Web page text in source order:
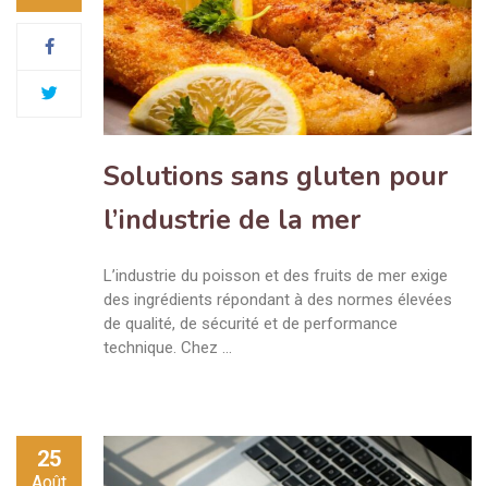
Solutions sans gluten pour
l’industrie de la mer
L’industrie du poisson et des fruits de mer exige
des ingrédients répondant à des normes élevées
de qualité, de sécurité et de performance
technique. Chez …
25